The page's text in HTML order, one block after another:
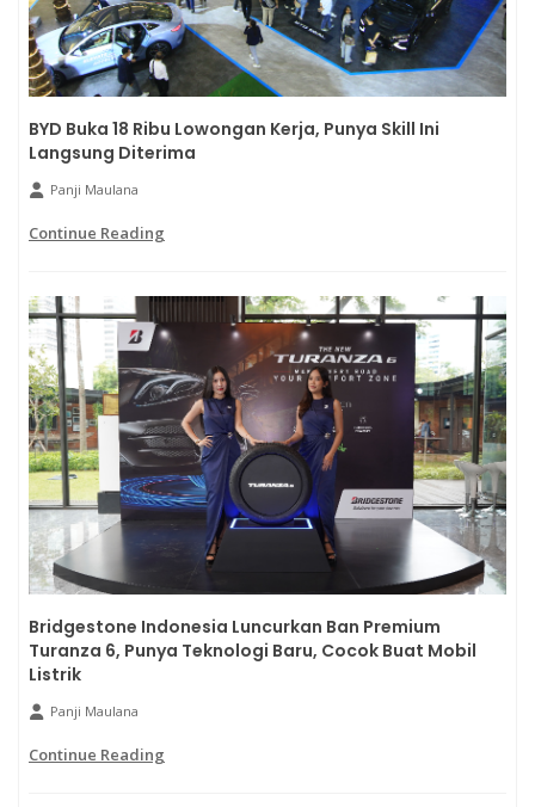
BYD Buka 18 Ribu Lowongan Kerja, Punya Skill Ini
Langsung Diterima
Panji Maulana
Continue Reading
Bridgestone Indonesia Luncurkan Ban Premium
Turanza 6, Punya Teknologi Baru, Cocok Buat Mobil
Listrik
Panji Maulana
Continue Reading